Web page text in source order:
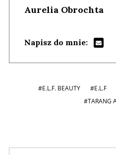
Aurelia Obrochta
Napisz do mnie:
#E.L.F. BEAUTY #E.L.F
#TARANG